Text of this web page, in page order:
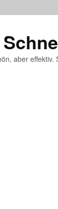
aber